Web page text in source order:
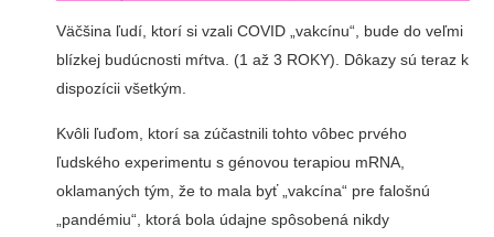
Väčšina ľudí, ktorí si vzali COVID „vakcínu“, bude do veľmi
blízkej budúcnosti mŕtva. (1 až 3 ROKY). Dôkazy sú teraz k
dispozícii všetkým.
Kvôli ľuďom, ktorí sa zúčastnili tohto vôbec prvého
ľudského experimentu s génovou terapiou mRNA,
oklamaných tým, že to mala byť „vakcína“ pre falošnú
„pandémiu“, ktorá bola údajne spôsobená nikdy